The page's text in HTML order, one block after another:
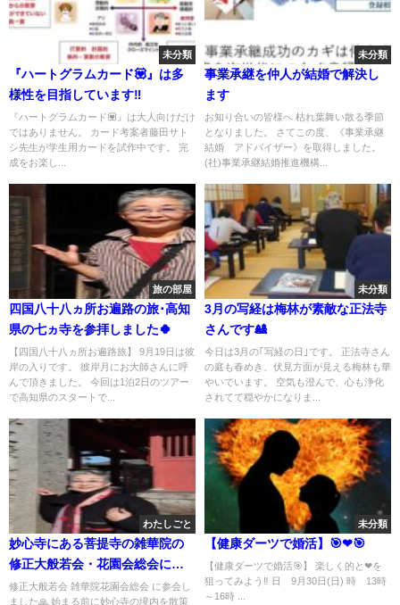
未分類
『ハートグラムカード💟』は多
様性を目指しています‼️
『ハートグラムカード💟』は大人向けだけ
ではありません。 カード考案者藤田サト
シ先生が学生用カードを試作中です。 完
成をお楽し...
未分類
事業承継を仲人が結婚で解決し
ます
お知り合いの皆様へ 枯れ葉舞い散る季節
となりました。 さてこの度、《事業承継
結婚®アドバイザー》を取得しました。
(社)事業承継結婚推進機構...
旅の部屋
四国八十八ヵ所お遍路の旅･高知
県の七ヵ寺を参拝しました🍀
【四国八十八ヵ所お遍路旅】 9月19日は彼
岸の入りです。 彼岸月にお大師さんに呼
んで頂きました。 今回は1泊2日のツアー
で高知県のスタートで...
未分類
3月の写経は梅林が素敵な正法寺
さんです🎎
今日は3月の｢写経の日｣です。 正法寺さん
の庭も春めき、伏見方面が見える梅林も華
やいでいます。 空気も澄んで、心も浄化
されてて穏やかになりま...
わたしごと
妙心寺にある菩提寺の雑華院の
修正大般若会・花園会総会に参
会しました🙏🍀🙏
修正大般若会 雑華院花園会総会 に参会し
ました🙏 始まる前に妙心寺の境内を散策
未分類
【健康ダーツで婚活】🎯❤🎯
【健康ダーツで婚活🎯】 楽しく的と❤を
狙ってみよう‼ 日 9月30日(日) 時 13時
～16時 ...